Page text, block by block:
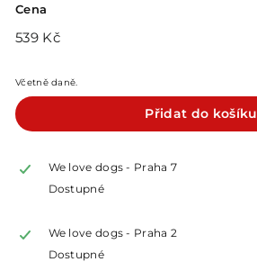
Cena
Běžná
539 Kč539
Včetně daně.
Přidat do košíku
We love dogs - Praha 7
Dostupné
We love dogs - Praha 2
Dostupné